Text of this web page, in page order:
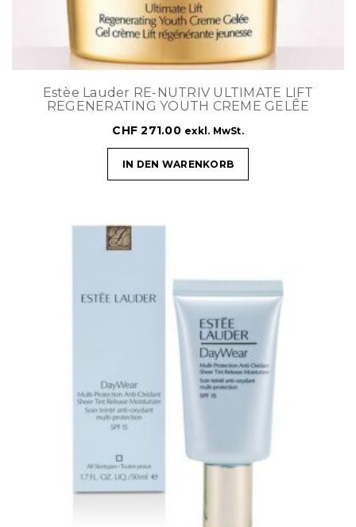
Estèe Lauder RE-NUTRIV ULTIMATE LIFT
REGENERATING YOUTH CREME GELÊE
CHF 271.00 exkl. MwSt.
IN DEN WARENKORB